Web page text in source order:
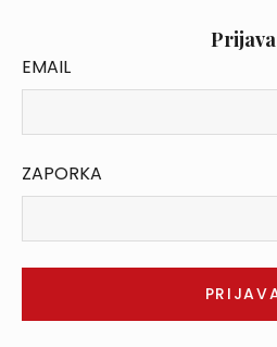
Prijava
EMAIL
ZAPORKA